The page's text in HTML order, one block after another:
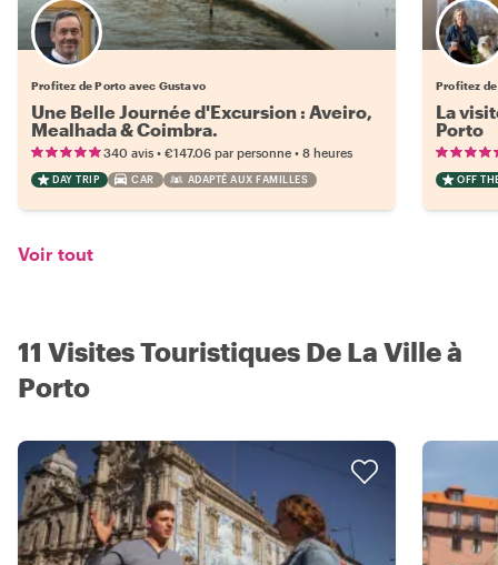
Profitez de Porto avec Gustavo
Une Belle Journée d'Excursion : Aveiro,
Mealhada & Coimbra.
340 avis • €147.06 par personne • 8 heures
DAY TRIP CAR ADAPTÉ AUX FAMILLES
Profitez
La
Porto
OFF
Voir tout
11 Visites Touristiques De La Ville à
Porto